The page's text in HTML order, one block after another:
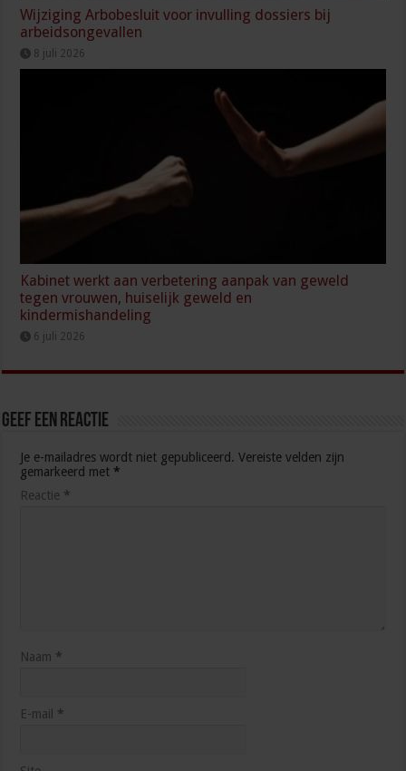
Wijziging Arbobesluit voor invulling dossiers bij
arbeidsongevallen
8 juli 2026
Kabinet werkt aan verbetering aanpak van geweld
tegen vrouwen, huiselijk geweld en
kindermishandeling
6 juli 2026
Geef een reactie
Je e-mailadres wordt niet gepubliceerd. Vereiste velden zijn
gemarkeerd met *
Reactie *
Naam *
E-mail *